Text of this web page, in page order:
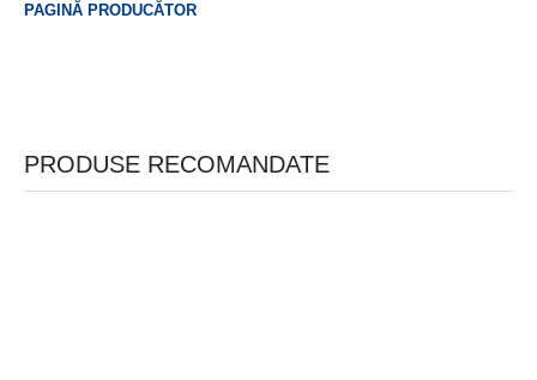
PAGINĂ PRODUCĂTOR
PRODUSE RECOMANDATE